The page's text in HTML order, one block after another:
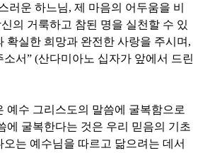
러운 하느님,제 마음의 어두움을 비
의 거룩하고 참된 명을 실천할 수 있
확실한 희망과 완전한 사랑을 주시며 ,
소서” (산다미아노 십자가 앞에서 드린
예수 그리스도의 말씀에 굴복함으로
에 굴복한다는 것은 우리 믿음의 기초
는 예수님을 따르고 닮으려는 데서